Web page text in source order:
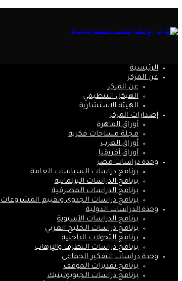
الرئيسية
عن المركز
عن المركز
الهيكل التنظيمي
الهيئة الاستشارية
إصدارات المركز
أوراق القاهرة
مجلة مساحات فكرية
أوراق العرب
أوراق أفريقيا
وحدة دراسات مصر
برنامج دراسات السياسات العامة
برنامج الدراسات البرلمانية
برنامج الدراسات المصرفية
برنامج دراسات الجدوى وتقييم المشروعات
وحدة الدراسات الدولية
برنامج الدراسات الآسيوية
برنامج دراسات الخليج العربي
برنامج التحولات الداخلية
برنامج دراسات التطرف والإرهاب
وحدة دراسات التفكير الجماعي
برنامج تقديرات الموقف
برنامج دراسات الجيوبوليتيك